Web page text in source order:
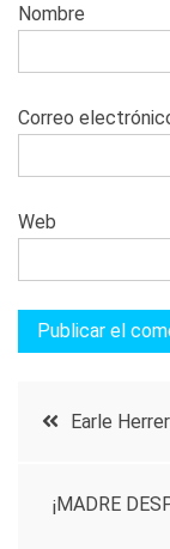
Nombre
Correo
Web
Earle
¡MADRE